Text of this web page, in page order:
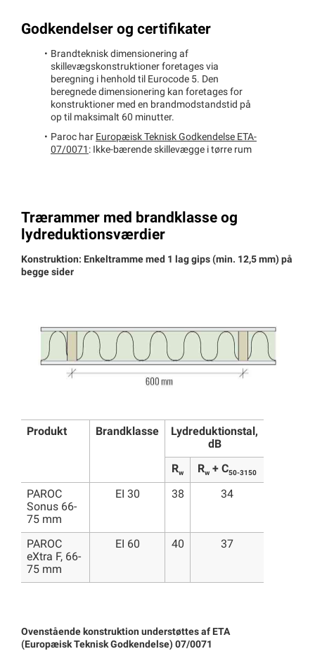
Godkendelser og certifikater
Brandteknisk dimensionering af
skillevægskonstruktioner foretages via
beregning i henhold til Eurocode 5. Den
beregnede dimensionering kan foretages for
konstruktioner med en brandmodstandstid på
op til maksimalt 60 minutter.
Paroc har Europæisk Teknisk Godkendelse ETA-
07/0071 : Ikke-bærende skillevægge i tørre rum
Trærammer med brandklasse og
lydreduktionsværdier
Konstruktion: Enkeltramme med 1 lag gips (min. 12,5 mm) på
begge sider
Produkt Brandklasse
Lydreduktionstal,
dB
Rw Rw + C50-3150
PAROC
Sonus 66-
75 mm
EI 30 38 34
PAROC
eXtra F, 66-
75 mm
EI 60 40 37
Ovenstående konstruktion understøttes af ETA
(Europæisk Teknisk Godkendelse) 07/0071